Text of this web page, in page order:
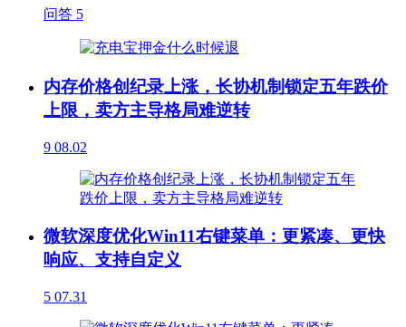
问答 5
内存价格创纪录上涨，长协机制锁定五年跌价
上限，卖方主导格局难逆转
9 08.02
微软深度优化Win11右键菜单：更紧凑、更快
响应、支持自定义
5 07.31